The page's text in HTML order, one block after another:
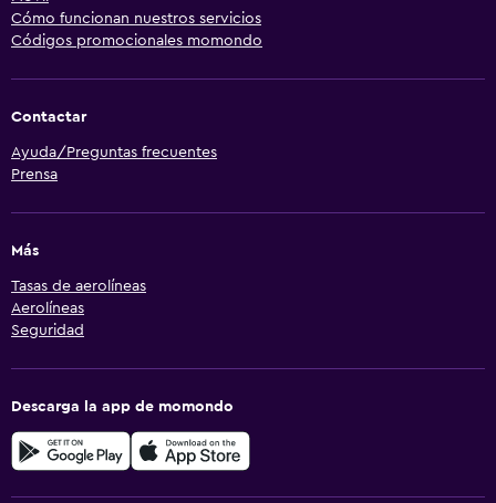
Cómo funcionan nuestros servicios
Códigos promocionales momondo
Contactar
Ayuda/Preguntas frecuentes
Prensa
Más
Tasas de aerolíneas
Aerolíneas
Seguridad
Descarga la app de momondo